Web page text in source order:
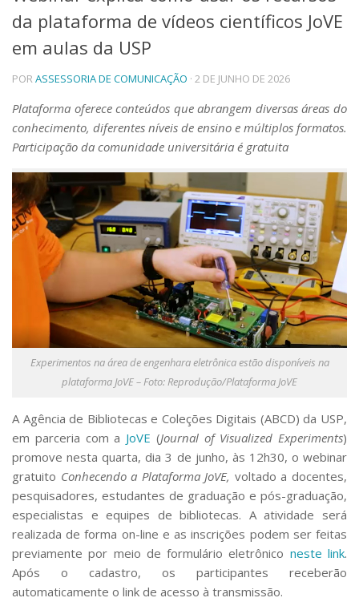
Telefones e Mapas
Pessoas
Ensino
Graduação
Educação a distância
Cursos de Extensão
Pesquisa e Inovação
Linhas de Pesquisa
Centros, Núcleos e Projetos em Rede
Pós-doutorado
Iniciação Científica
Transferência de Tecnologia
Empresas Juniores
Extensão à Comunidade
Projetos, Programas e Cursos
Artes, Cultura e Esportes
Museus e Espaços Interativos
Serviços
Bibliotecas
Segurança, Trânsito e Prevenção
RH, Administrativo e Financeiro
Outros serviços
Comunicação
Assessorias e Mídias
Aplicativos e Sites
Jornal da USP
Agenda de Eventos
Defesa de Teses
da plataforma de vídeos científicos JoVE
em aulas da USP
PORASSESSORIA DE COMUNICAÇÃO · 2 DE JUNHO DE 2026
Plataforma oferece conteúdos que abrangem diversas áreas do
conhecimento, diferentes níveis de ensino e múltiplos formatos.
Participação da comunidade universitária é gratuita
Experimentos na área de engenhara eletrônica estão disponíveis na
plataforma JoVE – Foto: Reprodução/Plataforma JoVE
A Agência de Bibliotecas e Coleções Digitais (ABCD) da USP,
em parceria com a JoVE (Journal of Visualized Experiments)
promove nesta quarta, dia 3 de junho, às 12h30, o webinar
gratuito Conhecendo a Plataforma JoVE, voltado a docentes,
pesquisadores, estudantes de graduação e pós-graduação,
especialistas e equipes de bibliotecas. A atividade será
realizada de forma on-line e as inscrições podem ser feitas
previamente por meio de formulário eletrônico neste link.
Após o cadastro, os participantes receberão
automaticamente o link de acesso à transmissão.